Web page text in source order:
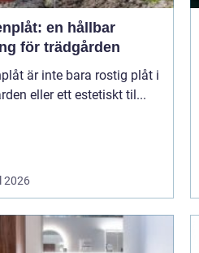
en hållbar
för trädgården
är inte bara rostig plåt i
eller ett estetiskt til...
2026